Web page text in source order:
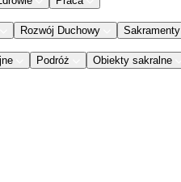
Rozwój Duchowy Sakramenty
Podróż Obiekty sakralne